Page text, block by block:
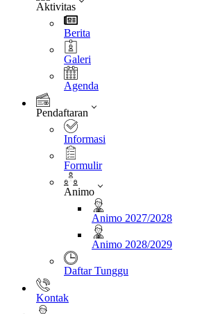
Aktivitas
Berita
Galeri
Agenda
Pendaftaran
Informasi
Formulir
Animo
Animo 2027/2028
Animo 2028/2029
Daftar Tunggu
Kontak